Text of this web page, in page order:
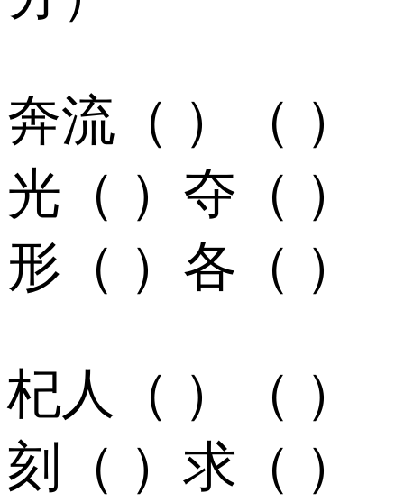
奔流（ ）（ ）
光（ ）夺（ ）
形（ ）各（ ）
杞人（ ）（ ）
刻（ ）求（ ）